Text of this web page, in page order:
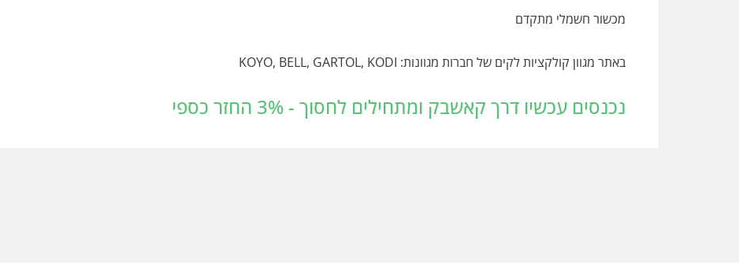
מכשור חשמלי מתקדם
באתר מגוון קולקציות לקים של חברות מגוונות: KOYO, BELL, GARTOL, KODI
נכנסים עכשיו דרך קאשבק ומתחילים לחסוך - 3% החזר כספי